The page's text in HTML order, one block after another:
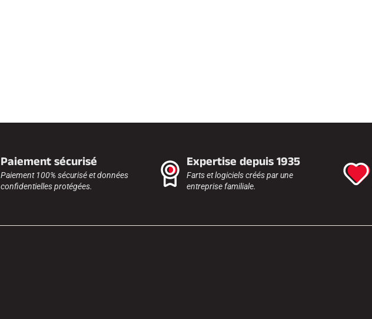
Paiement sécurisé
Paiement 100% sécurisé et données
confidentielles protégées.
Expertise depuis 1935
Farts et logiciels créés par une
entreprise familiale.